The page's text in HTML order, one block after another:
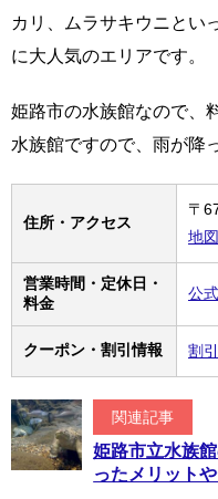
カリ、ムラサキウニとい
に大人気のエリアです。
姫路市の水族館なので、
水族館ですので、雨が降
住所・アクセス
〒
地
営業時間・定休日・
料金
公
クーポン・割引情報 割
関連記事
姫路市立水族
ったメリット